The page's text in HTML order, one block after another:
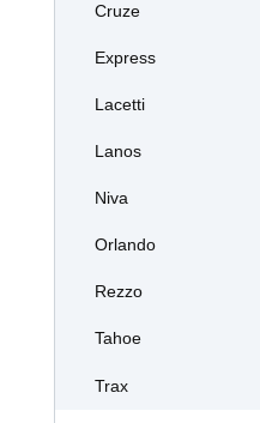
Cruze
Express
Lacetti
Lanos
Niva
Orlando
Rezzo
Tahoe
Trax